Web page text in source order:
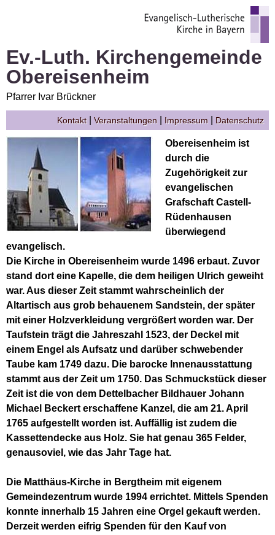
Ev.-Luth. Kirchengemeinde
Obereisenheim
Pfarrer Ivar Brückner
Kontakt| Veranstaltungen Impressum Datenschutz
Obereisenheim ist
durch die
Zugehörigkeit zur
evangelischen
Grafschaft Castell-
Rüdenhausen
überwiegend
evangelisch.
Die Kirche in Obereisenheim wurde 1496 erbaut. Zuvor
stand dort eine Kapelle, die dem heiligen Ulrich geweiht
war. Aus dieser Zeit stammt wahrscheinlich der
Altartisch aus grob behauenem Sandstein, der später
mit einer Holzverkleidung vergrößert worden war. Der
Taufstein trägt die Jahreszahl 1523, der Deckel mit
einem Engel als Aufsatz und darüber schwebender
Taube kam 1749 dazu. Die barocke Innenausstattung
stammt aus der Zeit um 1750. Das Schmuckstück dieser
Zeit ist die von dem Dettelbacher Bildhauer Johann
Michael Beckert erschaffene Kanzel, die am 21. April
1765 aufgestellt worden ist. Auffällig ist zudem die
Kassettendecke aus Holz. Sie hat genau 365 Felder,
genausoviel, wie das Jahr Tage hat.
Die Matthäus-Kirche in Bergtheim mit eigenem
Gemeindezentrum wurde 1994 errichtet. Mittels Spenden
konnte innerhalb 15 Jahren eine Orgel gekauft werden.
Derzeit werden eifrig Spenden für den Kauf von